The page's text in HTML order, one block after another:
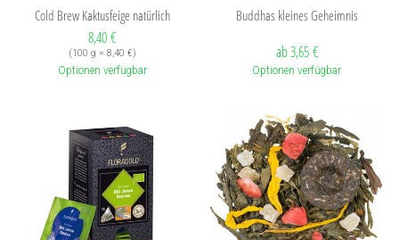
Cold Brew Kaktusfeige natürlich
Verkaufspreis: 8,40 €
8,40 €
Preis pro (100 g = 8,40 €)
(100 g = 8,40 €)
Optionen verfügbar
Buddhas kleines Geheimnis
ab 3,65 €
Optionen verfügbar